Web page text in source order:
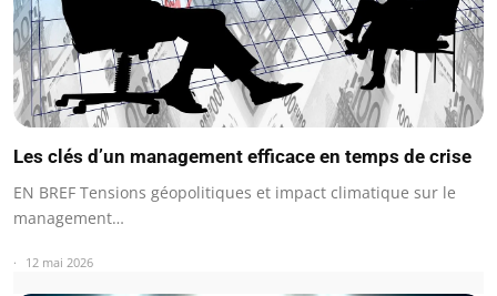
Les clés d’un management efficace en temps de crise
EN BREF Tensions géopolitiques et impact climatique sur le
management…
12 mai 2026